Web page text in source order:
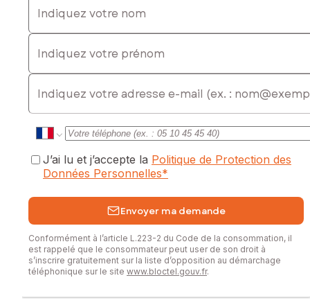
* Chauffage gaz 2016
chaleureuse
proche des grands axes et des commodités.
Une opportunité rare pour les amateurs de volumes, de
exposé sont disponibles sur le site Géorisques :
www.georisques.gouv.fr
Prix de vente : 243 000 €
Honoraires charge vendeur
Contactez votre conseiller SAFTI : Alisson CAMPAGNE, Tél. :
0686847090, E-mail : alisson.campagne@safti.fr - EI - Agent
commercial immatriculé au RSAC de Arras sous le numéro
Indiquez votre prénom
E-mail
J’ai lu et j’accepte la Politique de Protection des
Données Personnelles*
Envoyer ma demande
Conformément à l’article L.223-2 du Code de la consommation, il
est rappelé que le consommateur peut user de son droit à
s’inscrire gratuitement sur la liste d’opposition au démarchage
téléphonique sur le site www.bloctel.gouv.fr.